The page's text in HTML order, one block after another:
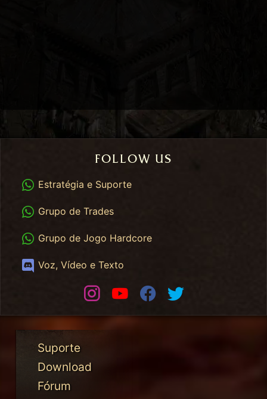
FOLLOW US
WhatsApp
Estratégia e Suporte
WhatsApp Trades
Grupo de Trades
WhatsApp HC
Grupo de Jogo Hardcore
Discord
Voz, Vídeo e Texto
InstagramYoutubeFacebook
Suporte
Download
Fórum